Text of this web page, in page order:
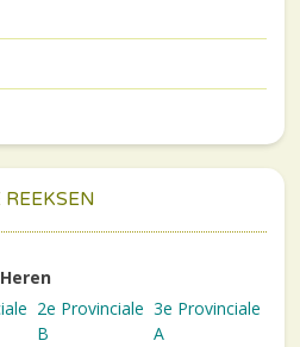
2e Provinciale
B
3e Provinciale
A